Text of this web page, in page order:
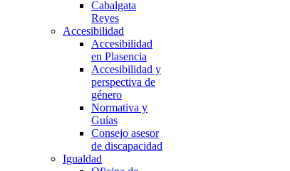
Cabalgata
Reyes
Accesibilidad
Accesibilidad
en Plasencia
Accesibilidad y
perspectiva de
género
Normativa y
Guías
Consejo asesor
de discapacidad
Igualdad